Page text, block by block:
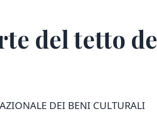
del tetto
DEI BENI CULTURALI